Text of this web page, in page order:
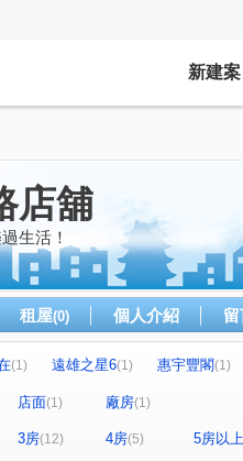
新建案
店舖
生活！
租屋(0) 個人介紹
(1) 遠雄之星6(1) 惠宇豐閣(1)
(1) 六月微風 (1)
港都路 華美西街二段(1)
店面(1) 廠房(1)
3房(12) 4房(5) 5房以上